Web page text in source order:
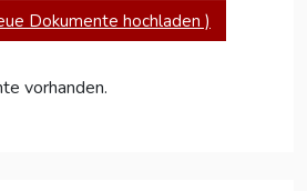
Dokumente hochladen )
vorhanden.